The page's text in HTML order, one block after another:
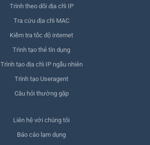
Trình theo dõi địa chỉ IP
Tra cứu địa chỉ MAC
Kiểm tra tốc độ internet
Trình tạo thẻ tín dụng
Trình tạo địa chỉ IP ngẫu nhiên
Trình tạo Useragent
Câu hỏi thường gặp
Liên hệ với chúng tôi
Báo cáo lạm dụng